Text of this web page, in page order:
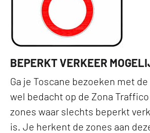
BEPERKT VERKEER
Ga je Toscane bezoeken met
wel bedacht op de Zona
zones waar slechts beperkt
is. Je herkent de zones aan